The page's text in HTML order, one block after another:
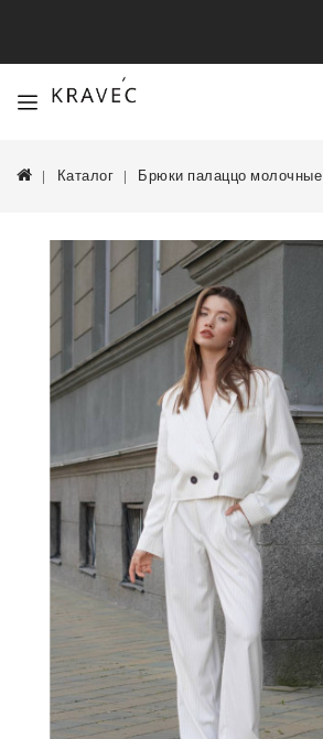
Каталог Брюки палаццо молочные